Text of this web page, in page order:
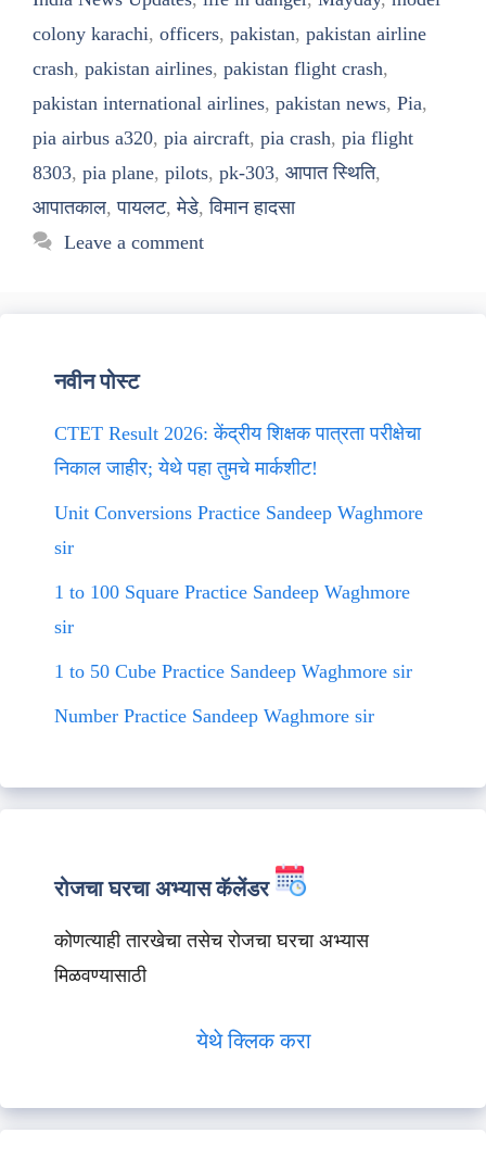
colony karachi, officers, pakistan, pakistan airline
crash, pakistan airlines, pakistan flight crash,
pakistan international airlines, pakistan news, Pia,
pia airbus a320, pia aircraft, pia crash, pia flight
8303, pia plane, pilots, pk-303, आपात स्थिति,
आपातकाल,पायलट,मेडे,विमान हादसा
Leave a comment
नवीन पोस्ट
CTET Result 2026: केंद्रीय शिक्षक पात्रता परीक्षेचा
निकाल जाहीर; येथे पहा तुमचे मार्कशीट!
Unit Conversions Practice Sandeep Waghmore
sir
1 to 100 Square Practice Sandeep Waghmore
sir
1 to 50 Cube Practice Sandeep Waghmore sir
Number Practice Sandeep Waghmore sir
रोजचा घरचा अभ्यास कॅलेंडर
कोणत्याही तारखेचा तसेच रोजचा घरचा अभ्यास
मिळवण्यासाठी
येथे क्लिक करा